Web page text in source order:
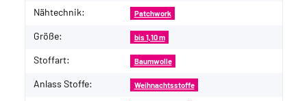
Nähtechnik: Patchwork
Größe: bis 1,10 m
Stoffart: Baumwolle
Anlass Stoffe: Weihnachtsstoffe